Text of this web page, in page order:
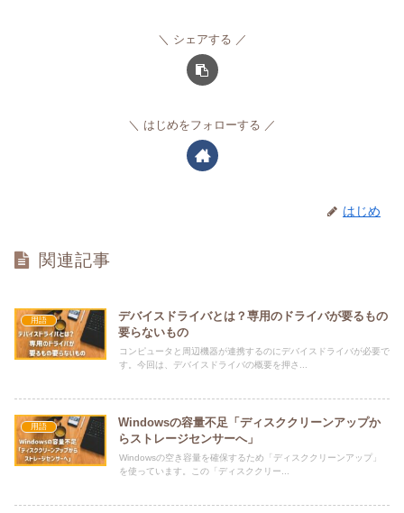
シェアする
はじめをフォローする
はじめ
関連記事
用語
デバイスドライバとは？専用のドライバが要るもの
要らないもの
コンピュータと周辺機器が連携するのにデバイスドライバが必要で
す。今回は、デバイスドライバの概要を押さ...
用語
Windowsの容量不足「ディスククリーンアップか
らストレージセンサーへ」
Windowsの空き容量を確保するため「ディスククリーンアップ」
を使っています。この「ディスククリー...